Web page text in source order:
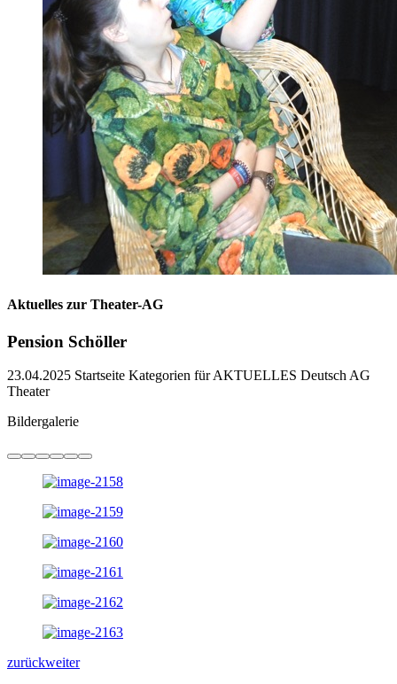
Aktuelles zur Theater-AG
Pension Schöller
23.04.2025 Startseite Kategorien für AKTUELLES Deutsch AG
Theater
Bildergalerie
zurückweiter